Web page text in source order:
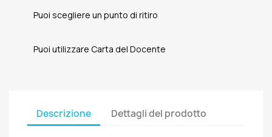
Puoi scegliere un punto di ritiro
Puoi utilizzare Carta del Docente
Descrizione Dettagli del prodotto